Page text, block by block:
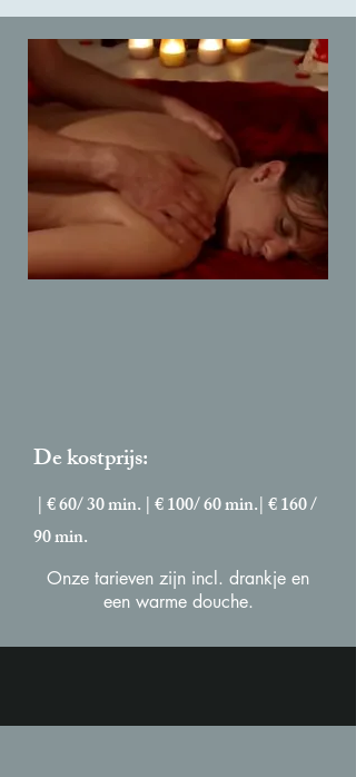
De kostprijs:
| € 60/ 30 min. | € 100/ 60 min.| € 160 /
90 min.
Onze tarieven zijn incl. drankje en
een warme douche.